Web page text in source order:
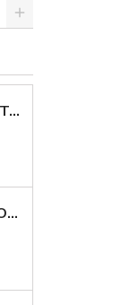
PERSONALIZUOTAS MEDALIS "1" SU GRAVIRUOTU TEKSTU
STOVAS TELEFONAMS KLASEI (27 VIETOS) – GRAVIRUOJAMAS ORGANIZATORIUS